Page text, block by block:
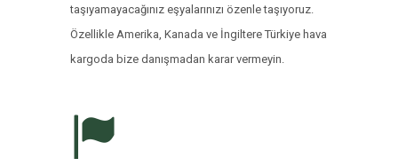
taşıyamayacağınız eşyalarınızı özenle taşıyoruz.
Özellikle Amerika, Kanada ve İngiltere Türkiye hava
kargoda bize danışmadan karar vermeyin.